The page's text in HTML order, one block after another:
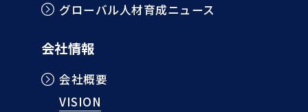
グローバル人材育成ニュース
会社情報
会社概要
VISION